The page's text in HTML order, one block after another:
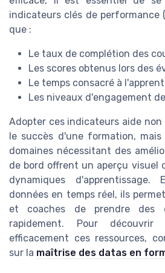
indicateurs clés de performance
que :
Le taux de complétion des
Les scores obtenus lors des
Le temps consacré à
Les niveaux d'engagement
Adopter ces indicateurs aide
le succès d'une formation,
domaines nécessitant des
de bord offrent un aperçu visuel
dynamiques
données en temps réel, ils
et coaches de prendre des
rapidement. Pour découvrir
efficacement ces ressources,
sur la maîtrise des datas en